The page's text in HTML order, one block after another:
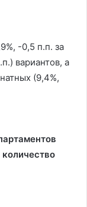
-0,5 п.п. за
вариантов, а
(9,4%,